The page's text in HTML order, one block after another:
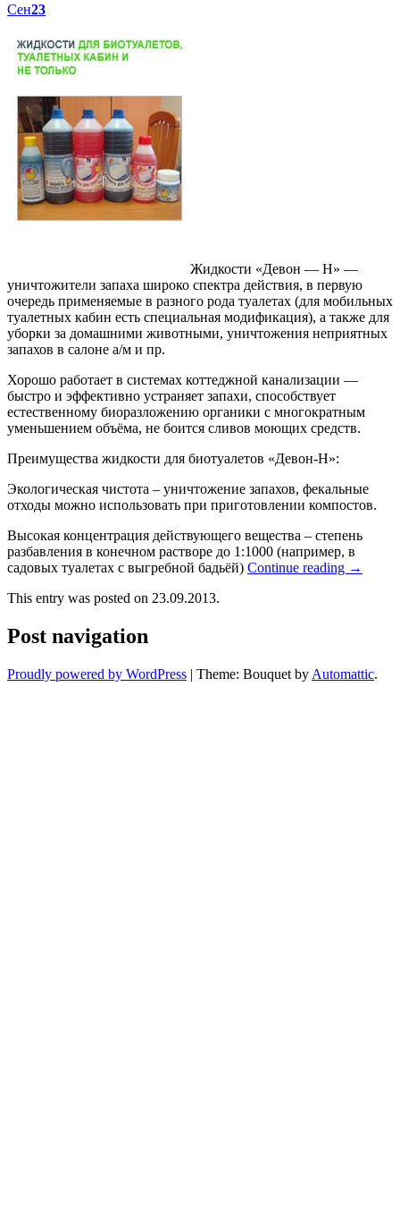
Сен23
Жидкости «Девон — Н» —
уничтожители запаха широко спектра действия, в первую
очередь применяемые в разного рода туалетах (для мобильных
туалетных кабин есть специальная модификация), а также для
уборки за домашними животными, уничтожения неприятных
запахов в салоне а/м и пр.
Хорошо работает в системах коттеджной канализации —
быстро и эффективно устраняет запахи, способствует
естественному биоразложению органики с многократным
уменьшением объёма, не боится сливов моющих средств.
Преимущества жидкости для биотуалетов «Девон-Н»:
Экологическая чистота – уничтожение запахов, фекальные
отходы можно использовать при приготовлении компостов.
Высокая концентрация действующего вещества – степень
разбавления в конечном растворе до 1:1000 (например, в
садовых туалетах с выгребной бадьёй) Continue reading →
This entry was posted on 23.09.2013.
Post navigation
Proudly powered by WordPress | Theme: Bouquet by Automattic.